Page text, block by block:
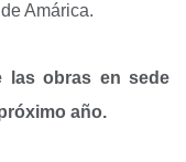
Amárica.
las obras en sede
año.